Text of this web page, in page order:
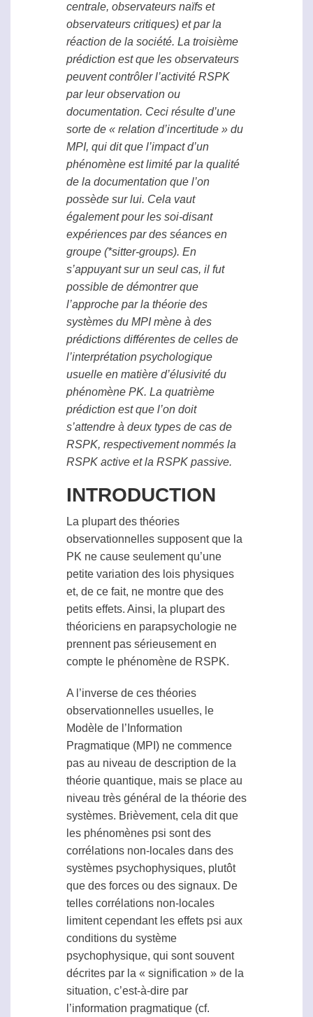
centrale, observateurs naïfs et
observateurs critiques) et par la
réaction de la société. La troisième
prédiction est que les observateurs
peuvent contrôler l’activité RSPK
par leur observation ou
documentation. Ceci résulte d’une
sorte de « relation d’incertitude » du
MPI, qui dit que l’impact d’un
phénomène est limité par la qualité
de la documentation que l’on
possède sur lui. Cela vaut
également pour les soi-disant
expériences par des séances en
groupe (*sitter-groups). En
s’appuyant sur un seul cas, il fut
possible de démontrer que
l’approche par la théorie des
systèmes du MPI mène à des
prédictions différentes de celles de
l’interprétation psychologique
usuelle en matière d’élusivité du
phénomène PK. La quatrième
prédiction est que l’on doit
s’attendre à deux types de cas de
RSPK, respectivement nommés la
RSPK active et la RSPK passive.
INTRODUCTION
La plupart des théories
observationnelles supposent que la
PK ne cause seulement qu’une
petite variation des lois physiques
et, de ce fait, ne montre que des
petits effets. Ainsi, la plupart des
théoriciens en parapsychologie ne
prennent pas sérieusement en
compte le phénomène de RSPK.
A l’inverse de ces théories
observationnelles usuelles, le
Modèle de l’Information
Pragmatique (MPI) ne commence
pas au niveau de description de la
théorie quantique, mais se place au
niveau très général de la théorie des
systèmes. Brièvement, cela dit que
les phénomènes psi sont des
corrélations non-locales dans des
systèmes psychophysiques, plutôt
que des forces ou des signaux. De
telles corrélations non-locales
limitent cependant les effets psi aux
conditions du système
psychophysique, qui sont souvent
décrites par la « signification » de la
situation, c’est-à-dire par
l’information pragmatique (cf.